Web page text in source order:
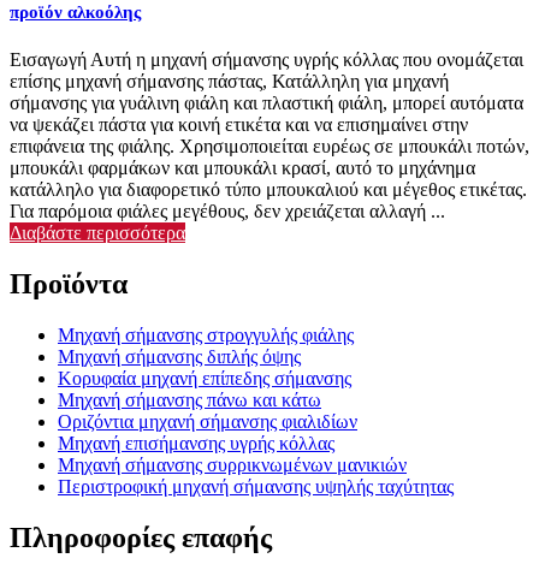
προϊόν αλκοόλης
Εισαγωγή Αυτή η μηχανή σήμανσης υγρής κόλλας που ονομάζεται
επίσης μηχανή σήμανσης πάστας, Κατάλληλη για μηχανή
σήμανσης για γυάλινη φιάλη και πλαστική φιάλη, μπορεί αυτόματα
να ψεκάζει πάστα για κοινή ετικέτα και να επισημαίνει στην
επιφάνεια της φιάλης. Χρησιμοποιείται ευρέως σε μπουκάλι ποτών,
μπουκάλι φαρμάκων και μπουκάλι κρασί, αυτό το μηχάνημα
κατάλληλο για διαφορετικό τύπο μπουκαλιού και μέγεθος ετικέτας.
Για παρόμοια φιάλες μεγέθους, δεν χρειάζεται αλλαγή ...
Διαβάστε περισσότερα
Προϊόντα
Μηχανή σήμανσης στρογγυλής φιάλης
Μηχανή σήμανσης διπλής όψης
Κορυφαία μηχανή επίπεδης σήμανσης
Μηχανή σήμανσης πάνω και κάτω
Οριζόντια μηχανή σήμανσης φιαλιδίων
Μηχανή επισήμανσης υγρής κόλλας
Μηχανή σήμανσης συρρικνωμένων μανικιών
Περιστροφική μηχανή σήμανσης υψηλής ταχύτητας
Πληροφορίες επαφής